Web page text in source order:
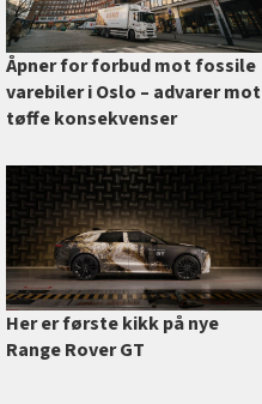
Åpner for forbud mot fossile
varebiler i Oslo –⁠ advarer mot
tøffe konsekvenser
Her er første kikk på nye
Range Rover GT